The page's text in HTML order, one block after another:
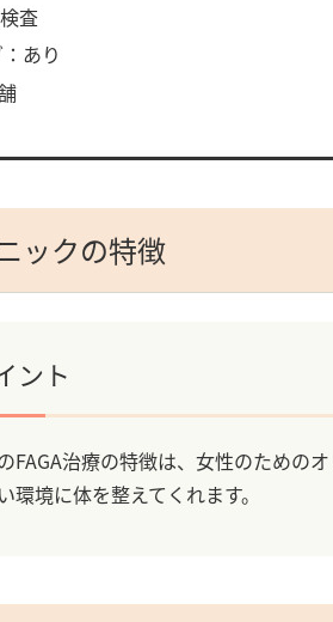
査
あり
ックの特徴
ント
FAGA治療の特徴は、女性のための
環境に体を整えてくれます。